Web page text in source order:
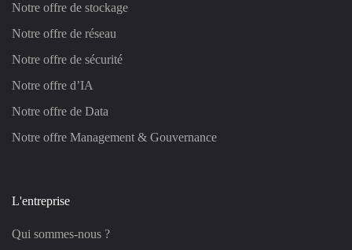
Notre offre de stockage
Notre offre de réseau
Notre offre de sécurité
Notre offre d’IA
Notre offre de Data
Notre offre Management & Gouvernance
L'entreprise
Qui sommes-nous ?